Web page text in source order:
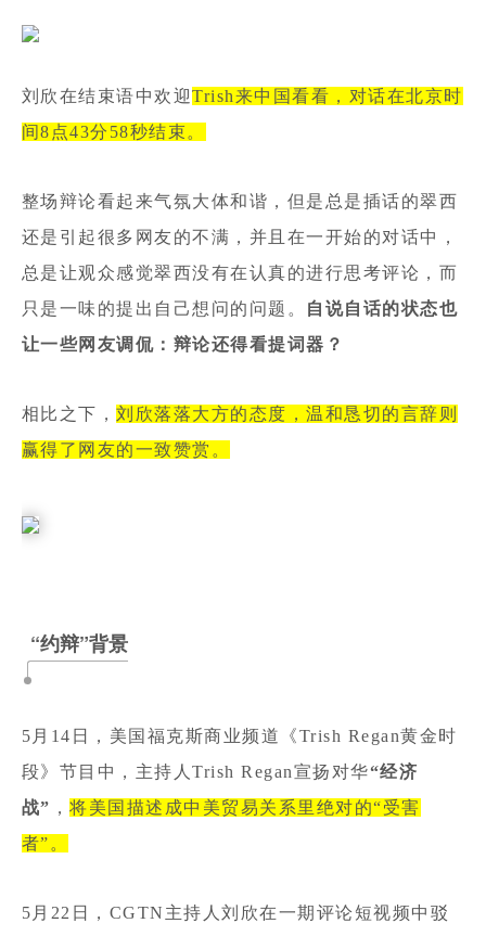
刘欣在结束语中欢迎Trish来中国看看，对话在北京时
间8点43分58秒结束。
整场辩论看起来气氛大体和谐，但是总是插话的翠西
还是引起很多网友的不满，并且在一开始的对话中，
总是让观众感觉翠西没有在认真的进行思考评论，而
只是一味的提出自己想问的问题。 自说自话的状态也
让一些网友调侃：辩论还得看提词器？
相比之下，刘欣落落大方的态度，温和恳切的言辞则
赢得了网友的一致赞赏。
“约辩”背景
5月14日，美国福克斯商业频道《Trish Regan黄金时
段》节目中，主持人Trish Regan宣扬对华“经济
战” ，将美国描述成中美贸易关系里绝对的“受害
者”。
5月22日，CGTN主持人刘欣在一期评论短视频中驳